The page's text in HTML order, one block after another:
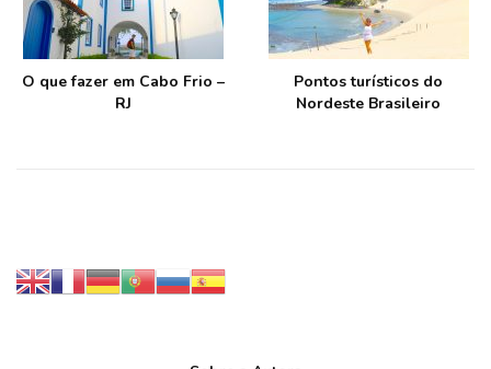
O que fazer em Cabo Frio –
RJ
Pontos turísticos do
Nordeste Brasileiro